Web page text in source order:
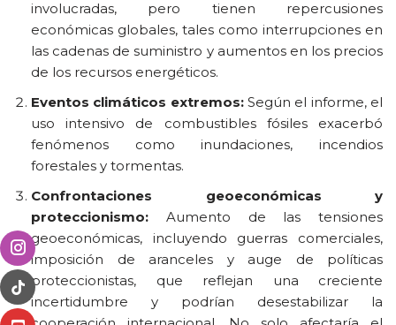
involucradas, pero tienen repercusiones
económicas globales, tales como interrupciones en
las cadenas de suministro y aumentos en los precios
de los recursos energéticos.
Eventos climáticos extremos: Según el informe, el
uso intensivo de combustibles fósiles exacerbó
fenómenos como inundaciones, incendios
forestales y tormentas.
Confrontaciones geoeconómicas y
proteccionismo: Aumento de las tensiones
geoeconómicas, incluyendo guerras comerciales,
imposición de aranceles y auge de políticas
proteccionistas, que reflejan una creciente
incertidumbre y podrían desestabilizar la